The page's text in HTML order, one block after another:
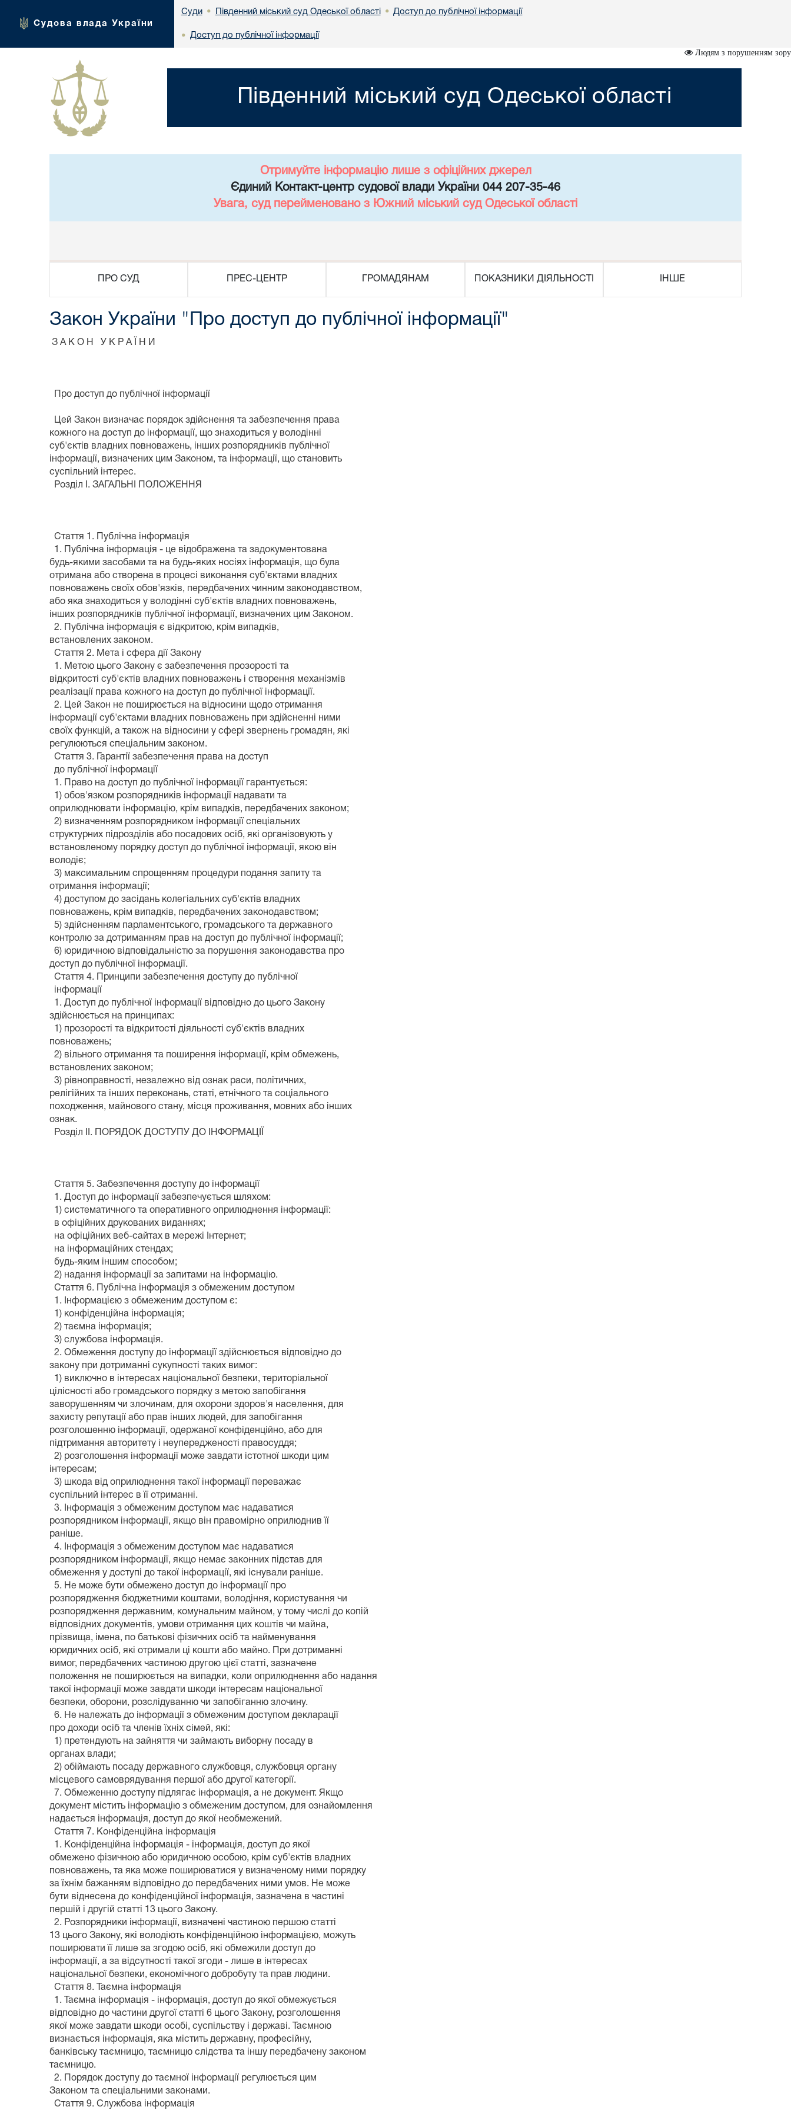
Судова влада України
Суди • Південний міський суд Одеської області • Доступ до публічної інформації
• Доступ до публічної інформації
Людям з порушенням зору
Південний міський суд Одеської області
Отримуйте інформацію лише з офіційних джерел
Єдиний Контакт-центр судової влади України 044 207-35-46
Увага, суд перейменовано з Южний міський суд Одеської області
ПРО СУД ПРЕС-ЦЕНТР ГРОМАДЯНАМ ПОКАЗНИКИ ДІЯЛЬНОСТІ ІНШЕ
Закон України "Про доступ до публічної інформації"
З А К О Н У К Р А Ї Н И
Про доступ до публічної інформації
Цей Закон визначає порядок здійснення та забезпечення права
кожного на доступ до інформації, що знаходиться у володінні
суб'єктів владних повноважень, інших розпорядників публічної
інформації, визначених цим Законом, та інформації, що становить
суспільний інтерес.
Розділ I. ЗАГАЛЬНІ ПОЛОЖЕННЯ
Стаття 1. Публічна інформація
1. Публічна інформація - це відображена та задокументована
будь-якими засобами та на будь-яких носіях інформація, що була
отримана або створена в процесі виконання суб'єктами владних
повноважень своїх обов'язків, передбачених чинним законодавством,
або яка знаходиться у володінні суб'єктів владних повноважень,
інших розпорядників публічної інформації, визначених цим Законом.
2. Публічна інформація є відкритою, крім випадків,
встановлених законом.
Стаття 2. Мета і сфера дії Закону
1. Метою цього Закону є забезпечення прозорості та
відкритості суб'єктів владних повноважень і створення механізмів
реалізації права кожного на доступ до публічної інформації.
2. Цей Закон не поширюється на відносини щодо отримання
інформації суб'єктами владних повноважень при здійсненні ними
своїх функцій, а також на відносини у сфері звернень громадян, які
регулюються спеціальним законом.
Стаття 3. Гарантії забезпечення права на доступ
до публічної інформації
1. Право на доступ до публічної інформації гарантується:
1) обов'язком розпорядників інформації надавати та
оприлюднювати інформацію, крім випадків, передбачених законом;
2) визначенням розпорядником інформації спеціальних
структурних підрозділів або посадових осіб, які організовують у
встановленому порядку доступ до публічної інформації, якою він
володіє;
3) максимальним спрощенням процедури подання запиту та
отримання інформації;
4) доступом до засідань колегіальних суб'єктів владних
повноважень, крім випадків, передбачених законодавством;
5) здійсненням парламентського, громадського та державного
контролю за дотриманням прав на доступ до публічної інформації;
6) юридичною відповідальністю за порушення законодавства про
доступ до публічної інформації.
Стаття 4. Принципи забезпечення доступу до публічної
інформації
1. Доступ до публічної інформації відповідно до цього Закону
здійснюється на принципах:
1) прозорості та відкритості діяльності суб'єктів владних
повноважень;
2) вільного отримання та поширення інформації, крім обмежень,
встановлених законом;
3) рівноправності, незалежно від ознак раси, політичних,
релігійних та інших переконань, статі, етнічного та соціального
походження, майнового стану, місця проживання, мовних або інших
ознак.
Розділ II. ПОРЯДОК ДОСТУПУ ДО ІНФОРМАЦІЇ
Стаття 5. Забезпечення доступу до інформації
1. Доступ до інформації забезпечується шляхом:
1) систематичного та оперативного оприлюднення інформації:
в офіційних друкованих виданнях;
на офіційних веб-сайтах в мережі Інтернет;
на інформаційних стендах;
будь-яким іншим способом;
2) надання інформації за запитами на інформацію.
Стаття 6. Публічна інформація з обмеженим доступом
1. Інформацією з обмеженим доступом є:
1) конфіденційна інформація;
2) таємна інформація;
3) службова інформація.
2. Обмеження доступу до інформації здійснюється відповідно до
закону при дотриманні сукупності таких вимог:
1) виключно в інтересах національної безпеки, територіальної
цілісності або громадського порядку з метою запобігання
заворушенням чи злочинам, для охорони здоров'я населення, для
захисту репутації або прав інших людей, для запобігання
розголошенню інформації, одержаної конфіденційно, або для
підтримання авторитету і неупередженості правосуддя;
2) розголошення інформації може завдати істотної шкоди цим
інтересам;
3) шкода від оприлюднення такої інформації переважає
суспільний інтерес в її отриманні.
3. Інформація з обмеженим доступом має надаватися
розпорядником інформації, якщо він правомірно оприлюднив її
раніше.
4. Інформація з обмеженим доступом має надаватися
розпорядником інформації, якщо немає законних підстав для
обмеження у доступі до такої інформації, які існували раніше.
5. Не може бути обмежено доступ до інформації про
розпорядження бюджетними коштами, володіння, користування чи
розпорядження державним, комунальним майном, у тому числі до копій
відповідних документів, умови отримання цих коштів чи майна,
прізвища, імена, по батькові фізичних осіб та найменування
юридичних осіб, які отримали ці кошти або майно. При дотриманні
вимог, передбачених частиною другою цієї статті, зазначене
положення не поширюється на випадки, коли оприлюднення або надання
такої інформації може завдати шкоди інтересам національної
безпеки, оборони, розслідуванню чи запобіганню злочину.
6. Не належать до інформації з обмеженим доступом декларації
про доходи осіб та членів їхніх сімей, які:
1) претендують на зайняття чи займають виборну посаду в
органах влади;
2) обіймають посаду державного службовця, службовця органу
місцевого самоврядування першої або другої категорії.
7. Обмеженню доступу підлягає інформація, а не документ. Якщо
документ містить інформацію з обмеженим доступом, для ознайомлення
надається інформація, доступ до якої необмежений.
Стаття 7. Конфіденційна інформація
1. Конфіденційна інформація - інформація, доступ до якої
обмежено фізичною або юридичною особою, крім суб'єктів владних
повноважень, та яка може поширюватися у визначеному ними порядку
за їхнім бажанням відповідно до передбачених ними умов. Не може
бути віднесена до конфіденційної інформація, зазначена в частині
першій і другій статті 13 цього Закону.
2. Розпорядники інформації, визначені частиною першою статті
13 цього Закону, які володіють конфіденційною інформацією, можуть
поширювати її лише за згодою осіб, які обмежили доступ до
інформації, а за відсутності такої згоди - лише в інтересах
національної безпеки, економічного добробуту та прав людини.
Стаття 8. Таємна інформація
1. Таємна інформація - інформація, доступ до якої обмежується
відповідно до частини другої статті 6 цього Закону, розголошення
якої може завдати шкоди особі, суспільству і державі. Таємною
визнається інформація, яка містить державну, професійну,
банківську таємницю, таємницю слідства та іншу передбачену законом
таємницю.
2. Порядок доступу до таємної інформації регулюється цим
Законом та спеціальними законами.
Стаття 9. Службова інформація